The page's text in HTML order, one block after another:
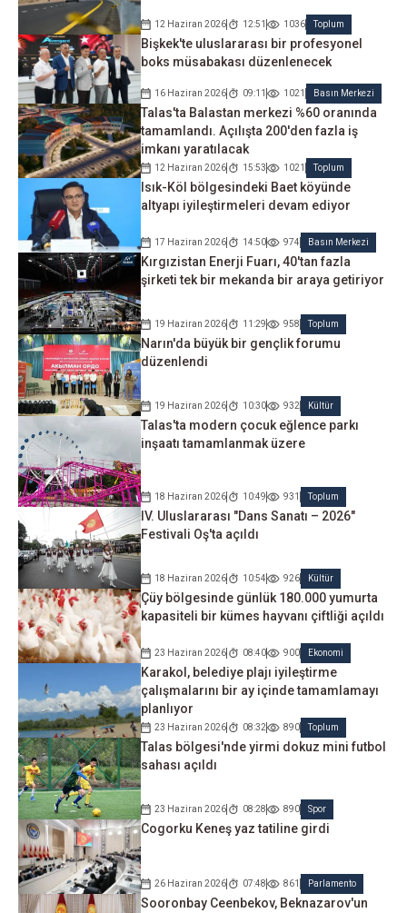
12 Haziran 2026 12:51 1036 Toplum
Bişkek'te uluslararası bir profesyonel
boks müsabakası düzenlenecek
16 Haziran 2026 09:11 1021 Basın Merkezi
Talas'ta Balastan merkezi %60 oranında
tamamlandı. Açılışta 200'den fazla iş
imkanı yaratılacak
12 Haziran 2026 15:53 1021 Toplum
Isık-Köl bölgesindeki Baet köyünde
altyapı iyileştirmeleri devam ediyor
17 Haziran 2026 14:50 974 Basın Merkezi
Kırgızistan Enerji Fuarı, 40'tan fazla
şirketi tek bir mekanda bir araya getiriyor
19 Haziran 2026 11:29 958 Toplum
Narın'da büyük bir gençlik forumu
düzenlendi
19 Haziran 2026 10:30 932 Kültür
Talas'ta modern çocuk eğlence parkı
inşaatı tamamlanmak üzere
18 Haziran 2026 10:49 931 Toplum
IV. Uluslararası "Dans Sanatı – 2026"
Festivali Oş'ta açıldı
18 Haziran 2026 10:54 926 Kültür
Çüy bölgesinde günlük 180.000 yumurta
kapasiteli bir kümes hayvanı çiftliği açıldı
23 Haziran 2026 08:40 900 Ekonomi
Karakol, belediye plajı iyileştirme
çalışmalarını bir ay içinde tamamlamayı
planlıyor
23 Haziran 2026 08:32 890 Toplum
Talas bölgesi'nde yirmi dokuz mini futbol
sahası açıldı
23 Haziran 2026 08:28 890 Spor
Cogorku Keneş yaz tatiline girdi
26 Haziran 2026 07:48 861 Parlamento
Sooronbay Ceenbekov, Beknazarov'un